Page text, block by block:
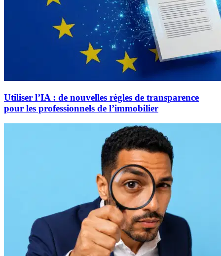
Utiliser l’IA : de nouvelles règles de transparence
pour les professionnels de l’immobilier